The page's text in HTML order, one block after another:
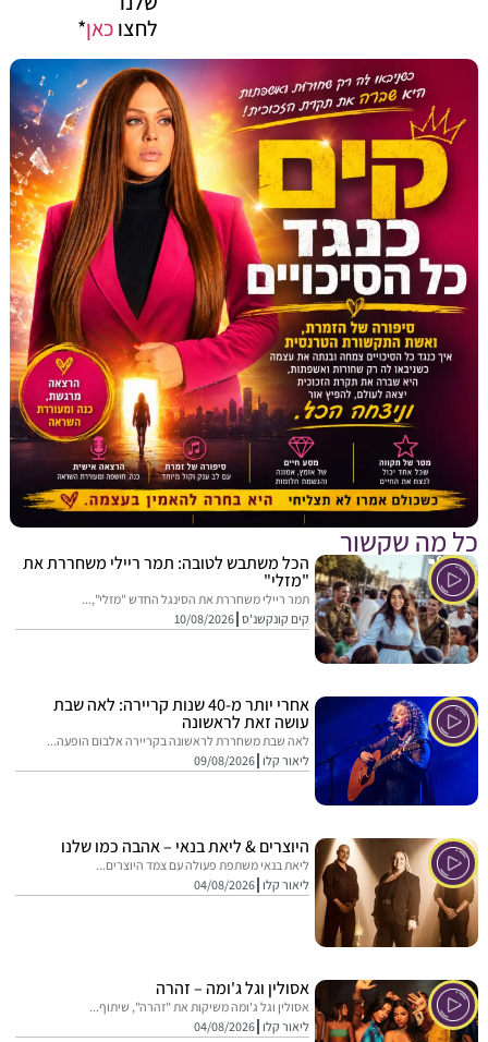
לחצוכאן*
שקשור
הכל משתבש לטובה: תמר ריילי משחררת את
"מזלי"
תמר ריילי משחררת את הסינגל החדש "מזלי",...
קים קונקשנ'ס 10/08/2026
אחרי יותר מ-40 שנות קריירה: לאה שבת
עושה זאת לראשונה
לאה שבת משחררת לראשונה בקריירה אלבום הופעה...
ליאור קלו 09/08/2026
היוצרים & ליאת בנאי – אהבה כמו שלנו
ליאת בנאי משתפת פעולה עם צמד היוצרים...
ליאור קלו 04/08/2026
אסולין וגל ג'ומה – זהרה
אסולין וגל ג'ומה משיקות את "זהרה", שיתוף...
ליאור קלו 04/08/2026